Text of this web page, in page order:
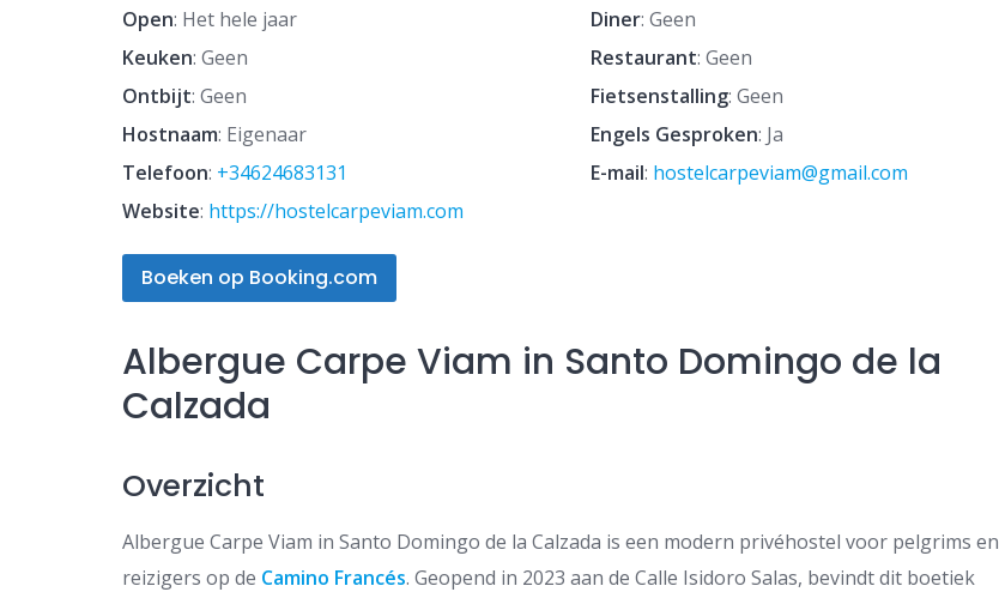
Open: Het hele jaar Diner: Geen
Keuken: Geen Restaurant: Geen
Ontbijt: Geen Fietsenstalling: Geen
Hostnaam: Eigenaar Engels Gesproken: Ja
Telefoon: +34624683131 E-mail: hostelcarpeviam@gmail.com
Website: https://hostelcarpeviam.com
Boeken op Booking.com
Albergue Carpe Viam in Santo Domingo de la
Calzada
Overzicht
Albergue Carpe Viam in Santo Domingo de la Calzada is een modern privéhostel voor pelgrims en
reizigers op de Camino Francés. Geopend in 2023 aan de Calle Isidoro Salas, bevindt dit boetiek